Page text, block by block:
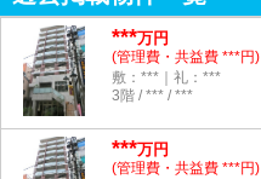
***万円
(管理費・共益費 ***円)
敷：***｜礼：***
3階 / *** / ***
***万円
(管理費・共益費 ***円)